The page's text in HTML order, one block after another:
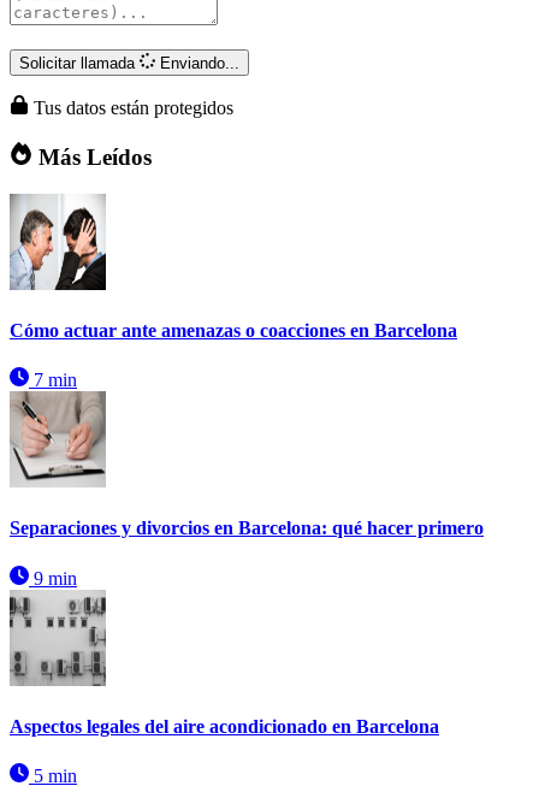
Solicitar llamada Enviando...
Tus datos están protegidos
Más Leídos
Cómo actuar ante amenazas o coacciones en Barcelona
7 min
Separaciones y divorcios en Barcelona: qué hacer primero
9 min
Aspectos legales del aire acondicionado en Barcelona
5 min